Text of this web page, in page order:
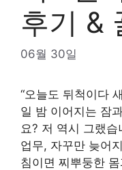
후기 &
06월 30일
“오늘도 뒤척이다
일 밤 이어지는 잠
요? 저 역시 그랬
업무, 자꾸만 늦어
침이면 찌뿌둥한